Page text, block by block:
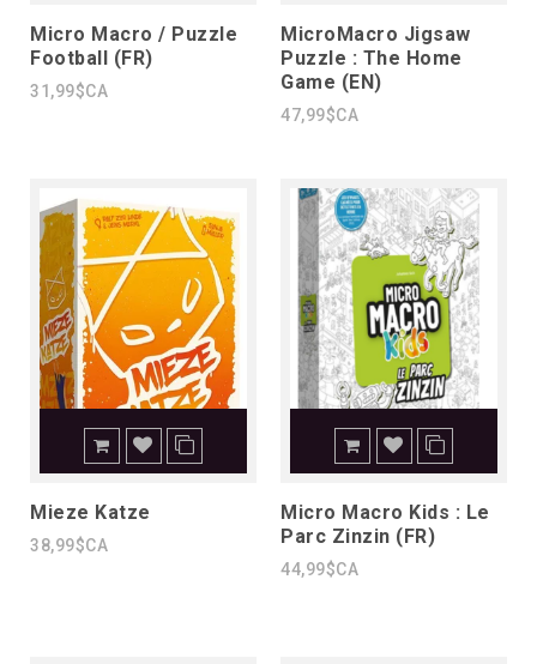
Micro Macro / Puzzle
Football (FR)
31,99$CA
MicroMacro Jigsaw
Puzzle : The Home
Game (EN)
47,99$CA
Mieze Katze
38,99$CA
Micro Macro Kids : Le
Parc Zinzin (FR)
44,99$CA